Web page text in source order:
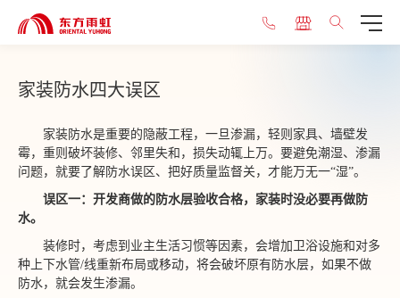
家装防水四大误区
家装防水是重要的隐蔽工程，一旦渗漏，轻则家具、墙壁发
霉，重则破坏装修、邻里失和，损失动辄上万。要避免潮湿、渗漏
问题，就要了解防水误区、把好质量监督关，才能万无一“湿”。
误区一：开发商做的防水层验收合格，家装时没必要再做防
水。
装修时，考虑到业主生活习惯等因素，会增加卫浴设施和对多
种上下水管/线重新布局或移动，将会破坏原有防水层，如果不做
防水， 就会发生渗漏。